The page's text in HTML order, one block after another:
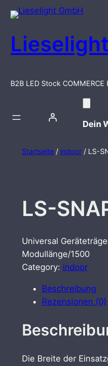
Zum
springen
B2B LED Stock COMMERCE
Dein
Startseite/ indoor/ LS-
LS-
Universal
Modullänge/1500
Category: indoor
Beschreibung
Rezensionen (0)
Die Breite der